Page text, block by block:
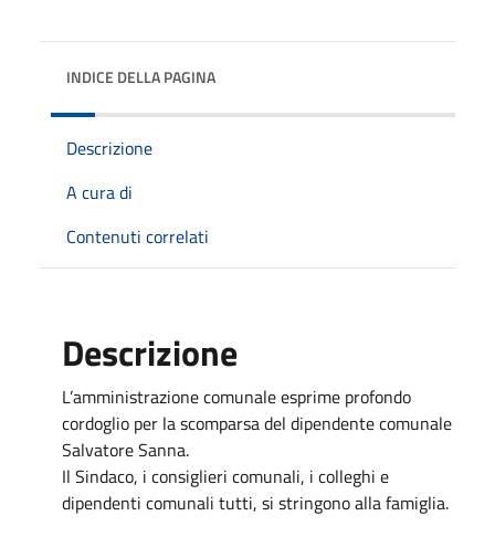
INDICE DELLA PAGINA
Descrizione
A cura di
Contenuti correlati
Descrizione
L’amministrazione comunale esprime profondo
cordoglio per la scomparsa del dipendente comunale
Salvatore Sanna.
Il Sindaco, i consiglieri comunali, i colleghi e
dipendenti comunali tutti, si stringono alla famiglia.